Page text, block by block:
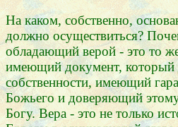
На каком, собственно,
должно осуществиться?
обладающий верой - это то
имеющий документ, который
собственности, имеющий
Божьего и доверяющий
Богу. Вера - это не только